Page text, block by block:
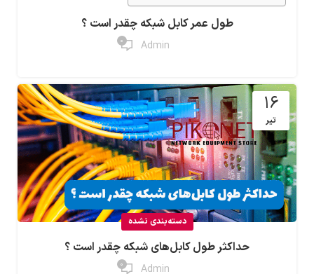
طول عمر کابل شبکه چقدر است ؟
Admin
0
16
تیر
دسته‌بندی نشده
حداکثر طول کابل‌های شبکه چقدر است ؟
Admin
0